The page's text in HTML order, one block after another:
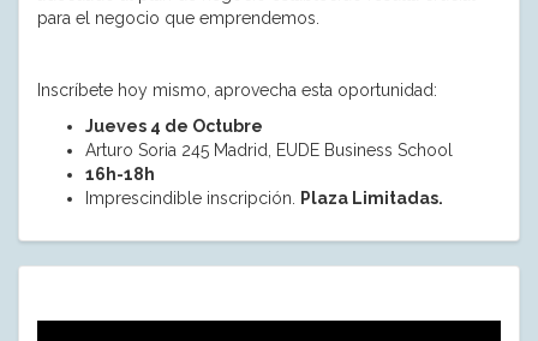
para el negocio que emprendemos.
Inscríbete hoy mismo, aprovecha esta oportunidad:
Jueves 4 de Octubre
Arturo Soria 245 Madrid, EUDE Business School
16h-18h
Imprescindible inscripción.
Plaza Limitadas.